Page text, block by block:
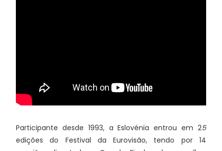
Participante desde 1993, a Eslovénia entrou em 25
edições do Festival da Eurovisão, tendo por 14